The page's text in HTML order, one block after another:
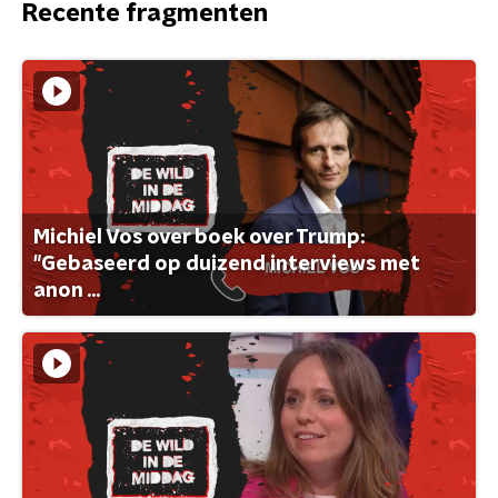
Recente fragmenten
Michiel Vos over boek over Trump:
"Gebaseerd op duizend interviews met
anon ...